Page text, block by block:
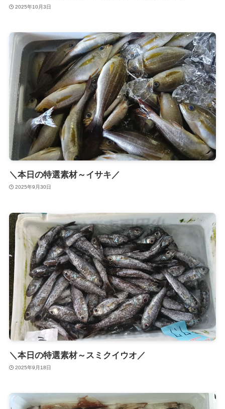
2025年10月3日
＼本日の特選素材～イサキ／
2025年9月30日
＼本日の特選素材～スミクイウオ／
2025年9月18日